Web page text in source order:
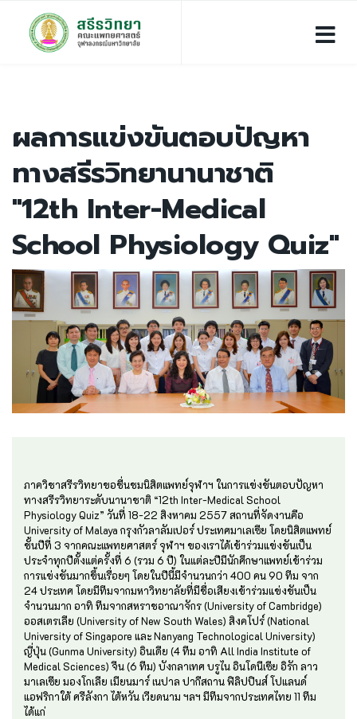
ผลการแข่งขันตอบปัญหา
ทางสรีรวิทยานานาชาติ
"12th Inter-Medical
School Physiology Quiz"
ภาควิชาสรีรวิทยาขอชื่นชมนิสิตแพทย์จุฬาฯ ในการแข่งขันตอบปัญหา
ทางสรีรวิทยาระดับนานาชาติ “12th Inter-Medical School
Physiology Quiz” วันที่ 18-22 สิงหาคม 2557 สถานที่จัดงานคือ
University of Malaya กรุงกัวลาลัมเปอร์ ประเทศมาเลเซีย โดยนิสิตแพทย์
ชั้นปีที่ 3 จากคณะแพทยศาสตร์ จุฬาฯ ของเราได้เข้าร่วมแข่งขันเป็น
ประจำทุกปีตั้งแต่ครั้งที่ 6 (รวม 6 ปี) ในแต่ละปีมีนักศึกษาแพทย์เข้าร่วม
การแข่งขันมากขึ้นเรื่อยๆ โดยในปีนี้มีจำนวนกว่า 400 คน 90 ทีม จาก
24 ประเทศ โดยมีทีมจากมหาวิทยาลัยที่มีชื่อเสียงเข้าร่วมแข่งขันเป็น
จำนวนมาก อาทิ ทีมจากสหราชอาณาจักร (University of Cambridge)
ออสเตรเลีย (University of New South Wales) สิงคโปร์ (National
University of Singapore และ Nanyang Technological University)
ญี่ปุ่น (Gunma University) อินเดีย (4 ทีม อาทิ All India Institute of
Medical Sciences) จีน (6 ทีม) บังกลาเทศ บรูไน อินโดนีเซีย อิรัก ลาว
มาเลเซีย มองโกเลีย เมียนมาร์ เนปาล ปากีสถาน ฟิลิปปินส์ โปแลนด์
แอฟริกาใต้ ศรีลังกา ไต้หวัน เวียดนาม ฯลฯ มีทีมจากประเทศไทย 11 ทีม
ได้แก่